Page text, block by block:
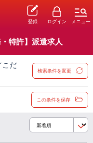
登録 ログイン メニュー
特許】派遣求人
こだ
検索条件を変更
この条件を保存